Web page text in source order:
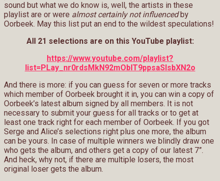
sound but what we do know is, well, the artists in these
playlist are or were almost certainly not influencedby
Oorbeek. May this list put an end to the wildest speculations!
All 21 selections are on this YouTube playlist:
https://www.youtube.com/playlist?
list=PLay_nr0rdsMkN92mOblT9ppsaSIsbXN2o
And there is more: if you can guess for seven or more tracks
which member of Oorbeek brought it in, you can win a copy of
Oorbeek’s latest album signed by all members. It is not
necessary to submit your guess for all tracks or to get at
least one track right for each member of Oorbeek. If you got
Serge and Alice’s selections right plus one more, the album
can be yours. In case of multiple winners we blindly draw one
who gets the album, and others get a copy of our latest 7”.
And heck, why not, if there are multiple losers, the most
original loser gets the album.